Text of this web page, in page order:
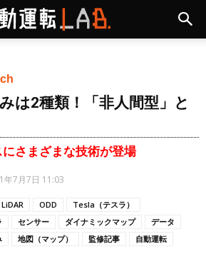
は2種類！「非人間型」と
さまざまな技術が登場
年7月7日 11:03
LiDAR ODD
Tesla（テスラ）
センサー ダイナミックマップ
データ
地図（マップ） 監修記事
自動運転